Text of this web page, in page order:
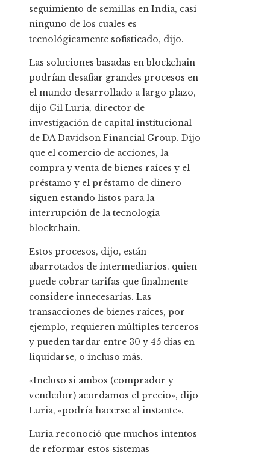
seguimiento de semillas en India, casi
ninguno de los cuales es
tecnológicamente sofisticado, dijo.
Las soluciones basadas en blockchain
podrían desafiar grandes procesos en
el mundo desarrollado a largo plazo,
dijo Gil Luria, director de
investigación de capital institucional
de DA Davidson Financial Group. Dijo
que el comercio de acciones, la
compra y venta de bienes raíces y el
préstamo y el préstamo de dinero
siguen estando listos para la
interrupción de la tecnología
blockchain.
Estos procesos, dijo, están
abarrotados de intermediarios. quien
puede cobrar tarifas que finalmente
considere innecesarias. Las
transacciones de bienes raíces, por
ejemplo, requieren múltiples terceros
y pueden tardar entre 30 y 45 días en
liquidarse, o incluso más.
«Incluso si ambos (comprador y
vendedor) acordamos el precio», dijo
Luria, «podría hacerse al instante».
Luria reconoció que muchos intentos
de reformar estos sistemas